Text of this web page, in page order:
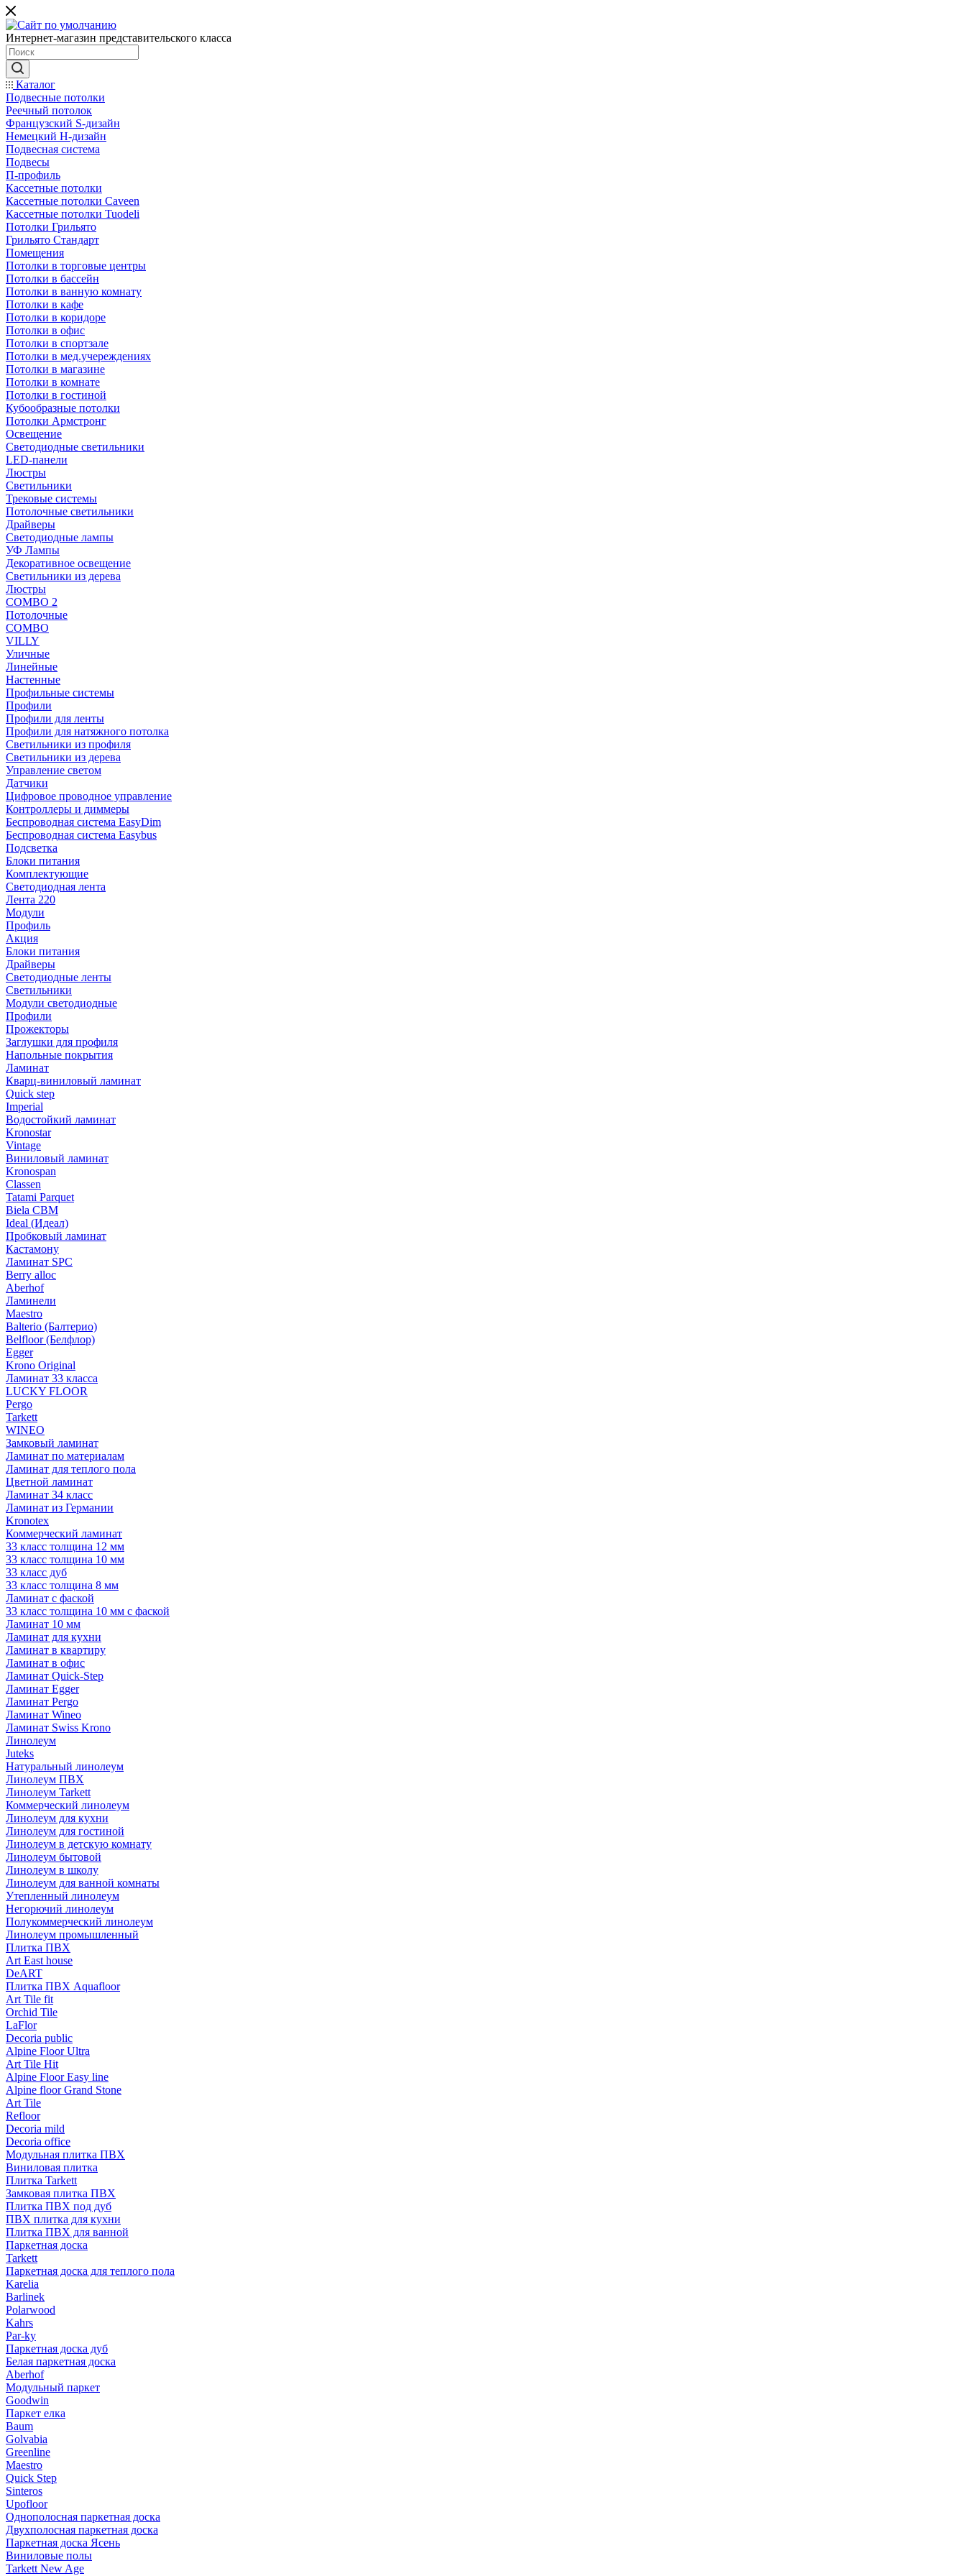
Интернет-магазин представительского класса
Каталог
Подвесные потолки
Реечный потолок
Французский S-дизайн
Немецкий H-дизайн
Подвесная система
Подвесы
П-профиль
Кассетные потолки
Кассетные потолки Caveen
Кассетные потолки Tuodeli
Потолки Грильято
Грильято Стандарт
Помещения
Потолки в торговые центры
Потолки в бассейн
Потолки в ванную комнату
Потолки в кафе
Потолки в коридоре
Потолки в офис
Потолки в спортзале
Потолки в мед.учереждениях
Потолки в магазине
Потолки в комнате
Потолки в гостиной
Кубообразные потолки
Потолки Армстронг
Освещение
Светодиодные светильники
LED-панели
Люстры
Светильники
Трековые системы
Потолочные светильники
Драйверы
Светодиодные лампы
УФ Лампы
Декоративное освещение
Светильники из дерева
Люстры
COMBO 2
Потолочные
COMBO
VILLY
Уличные
Линейные
Настенные
Профильные системы
Профили
Профили для ленты
Профили для натяжного потолка
Светильники из профиля
Светильники из дерева
Управление светом
Датчики
Цифровое проводное управление
Контроллеры и диммеры
Беспроводная система EasyDim
Беспроводная система Easybus
Подсветка
Блоки питания
Комплектующие
Светодиодная лента
Лента 220
Модули
Профиль
Акция
Блоки питания
Драйверы
Светодиодные ленты
Светильники
Модули светодиодные
Профили
Прожекторы
Заглушки для профиля
Напольные покрытия
Ламинат
Кварц-виниловый ламинат
Quick step
Imperial
Водостойкий ламинат
Kronostar
Vintage
Виниловый ламинат
Kronospan
Classen
Tatami Parquet
Biela CBM
Ideal (Идеал)
Пробковый ламинат
Кастамону
Ламинат SPC
Berry alloc
Aberhof
Ламинели
Maestro
Balterio (Балтерио)
Belfloor (Белфлор)
Egger
Krono Original
Ламинат 33 класса
LUCKY FLOOR
Pergo
Tarkett
WINEO
Замковый ламинат
Ламинат по материалам
Ламинат для теплого пола
Цветной ламинат
Ламинат 34 класс
Ламинат из Германии
Kronotex
Коммерческий ламинат
33 класс толщина 12 мм
33 класс толщина 10 мм
33 класс дуб
33 класс толщина 8 мм
Ламинат с фаской
33 класс толщина 10 мм с фаской
Ламинат 10 мм
Ламинат для кухни
Ламинат в квартиру
Ламинат в офис
Ламинат Quick-Step
Ламинат Egger
Ламинат Pergo
Ламинат Wineo
Ламинат Swiss Krono
Линолеум
Juteks
Натуральный линолеум
Линолеум ПВХ
Линолеум Tarkett
Коммерческий линолеум
Линолеум для кухни
Линолеум для гостиной
Линолеум в детскую комнату
Линолеум бытовой
Линолеум в школу
Линолеум для ванной комнаты
Утепленный линолеум
Негорючий линолеум
Полукоммерческий линолеум
Линолеум промышленный
Плитка ПВХ
Art East house
DeART
Плитка ПВХ Aquafloor
Art Tile fit
Orchid Tile
LaFlor
Decoria public
Alpine Floor Ultra
Art Tile Hit
Alpine Floor Easy line
Alpine floor Grand Stone
Art Tile
Refloor
Decoria mild
Decoria office
Модульная плитка ПВХ
Виниловая плитка
Плитка Tarkett
Замковая плитка ПВХ
Плитка ПВХ под дуб
ПВХ плитка для кухни
Плитка ПВХ для ванной
Паркетная доска
Tarkett
Паркетная доска для теплого пола
Karelia
Barlinek
Polarwood
Kahrs
Par-ky
Паркетная доска дуб
Белая паркетная доска
Aberhof
Модульный паркет
Goodwin
Паркет елка
Baum
Golvabia
Greenline
Maestro
Quick Step
Sinteros
Upofloor
Однополосная паркетная доска
Двухполосная паркетная доска
Паркетная доска Ясень
Виниловые полы
Tarkett New Age